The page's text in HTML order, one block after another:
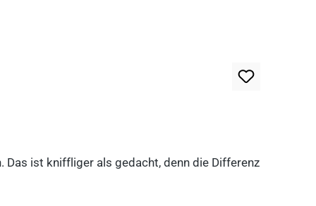
Das ist kniffliger als gedacht, denn die Differenz